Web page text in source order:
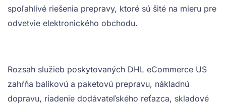
spoľahlivé riešenia prepravy, ktoré sú šité na mieru pre
odvetvie elektronického obchodu.
Rozsah služieb poskytovaných DHL eCommerce US
zahŕňa balíkovú a paketovú prepravu, nákladnú
dopravu, riadenie dodávateľského reťazca, skladové